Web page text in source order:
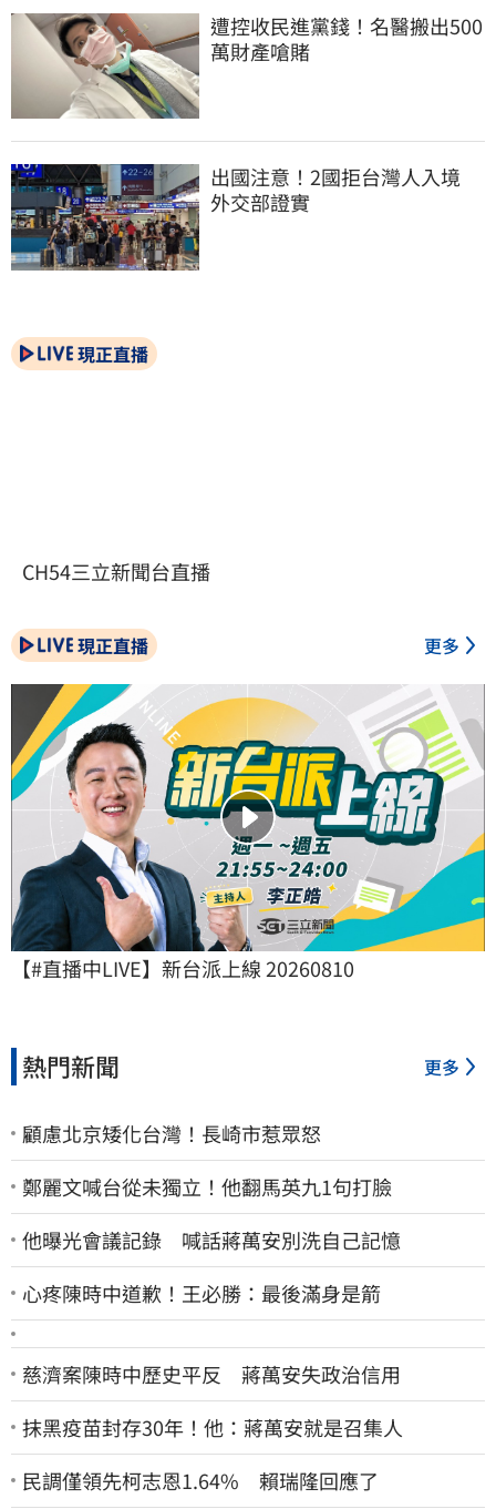
遭控收民進黨錢！名醫搬出500
萬財產嗆賭
出國注意！2國拒台灣人入境
外交部證實
現正直播
CH54三立新聞台直播
現正直播 更多
【#直播中LIVE】新台派上線 20260810
熱門新聞 更多
顧慮北京矮化台灣！長崎市惹眾怒
鄭麗文喊台從未獨立！他翻馬英九1句打臉
他曝光會議記錄 喊話蔣萬安別洗自己記憶
心疼陳時中道歉！王必勝：最後滿身是箭
慈濟案陳時中歷史平反 蔣萬安失政治信用
抹黑疫苗封存30年！他：蔣萬安就是召集人
民調僅領先柯志恩1.64% 賴瑞隆回應了